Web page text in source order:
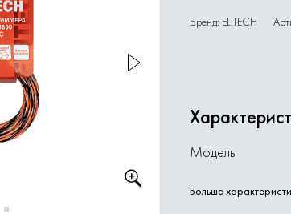
Бренд: ELITECH
Модель
Больше